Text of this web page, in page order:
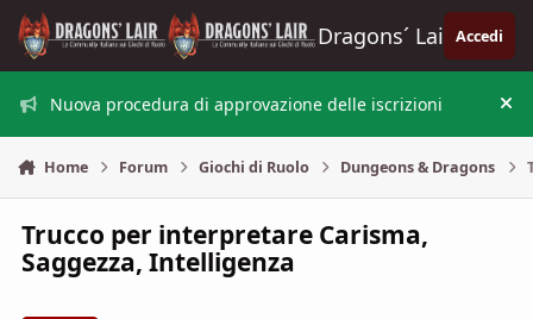
Vai al contenuto
Dragons´ Lair Accedi
Nuova procedura di approvazione delle iscrizioni
Home Forum Giochi di Ruolo Dungeons & Dragons
Trucco per interpretare Carisma,
Saggezza, Intelligenza